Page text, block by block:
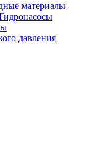
материалы
давления